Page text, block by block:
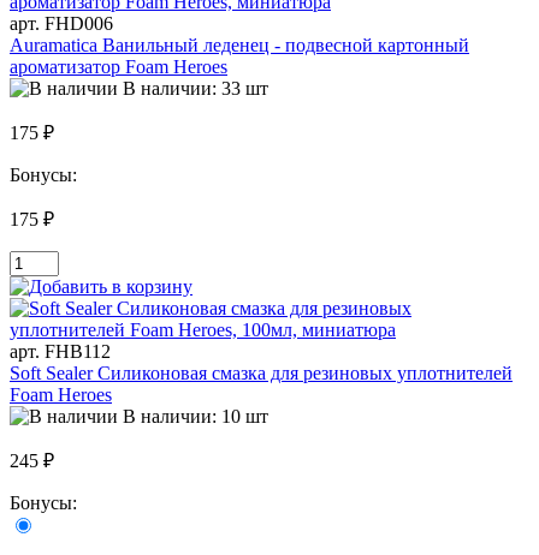
арт. FHD006
Auramatica Ванильный леденец - подвесной картонный
ароматизатор Foam Heroes
В наличии: 33 шт
175 ₽
Бонусы:
175 ₽
арт. FHB112
Soft Sealer Силиконовая смазка для резиновых уплотнителей
Foam Heroes
В наличии: 10 шт
245 ₽
Бонусы: